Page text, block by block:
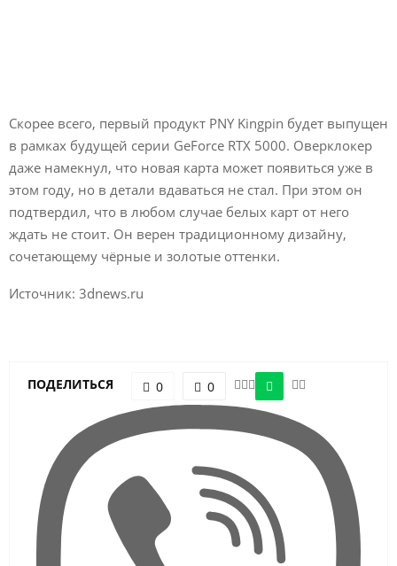
Скорее всего, первый продукт PNY Kingpin будет выпущен
в рамках будущей серии GeForce RTX 5000. Оверклокер
даже намекнул, что новая карта может появиться уже в
этом году, но в детали вдаваться не стал. При этом он
подтвердил, что в любом случае белых карт от него
ждать не стоит. Он верен традиционному дизайну,
сочетающему чёрные и золотые оттенки.
Источник: 3dnews.ru
ПОДЕЛИТЬСЯ 0 0